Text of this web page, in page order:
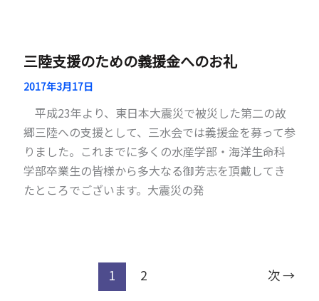
三陸支援のための義援金へのお礼
2017年3月17日
平成23年より、東日本大震災で被災した第二の故
郷三陸への支援として、三水会では義援金を募って参
りました。これまでに多くの水産学部・海洋生命科
学部卒業生の皆様から多大なる御芳志を頂戴してき
たところでございます。大震災の発
1 2 次→